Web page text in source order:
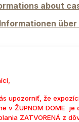
about
über
upozorniť, že
v ŽUPNOM DOME je
ZATVORENÁ z